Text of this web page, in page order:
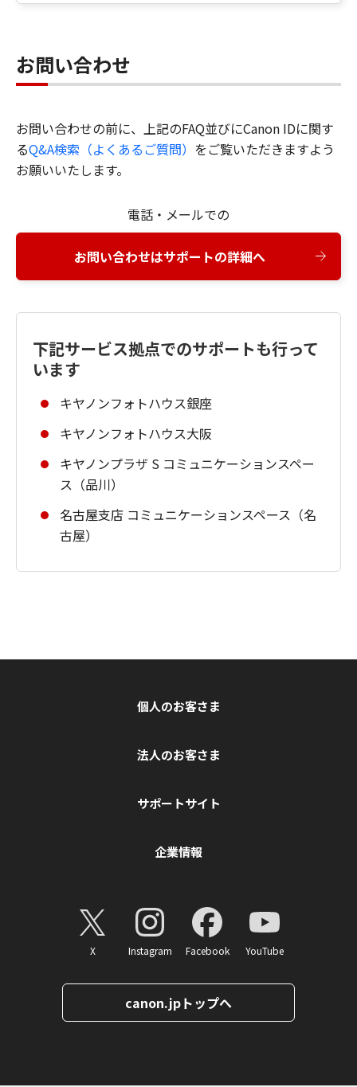
お問い合わせ
お問い合わせの前に、上記のFAQ並びにCanon IDに関す
るQ&A検索（よくあるご質問） をご覧いただきますよう
お願いいたします。
電話・メールでの
お問い合わせはサポートの詳細へ
下記サービス拠点でのサポートも行って
います
キヤノンフォトハウス銀座
キヤノンフォトハウス大阪
キヤノンプラザ S コミュニケーションスペー
ス（品川）
名古屋支店 コミュニケーションスペース（名
古屋）
個人のお客さま
法人のお客さま
サポートサイト
企業情報
X Instagram Facebook YouTube
canon.jpトップへ